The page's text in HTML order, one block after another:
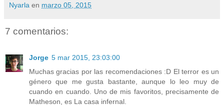
Nyarla en marzo 05, 2015
7 comentarios:
Jorge 5 mar 2015, 23:03:00
Muchas gracias por las recomendaciones :D El terror es un
género que me gusta bastante, aunque lo leo muy de
cuando en cuando. Uno de mis favoritos, precisamente de
Matheson, es La casa infernal.